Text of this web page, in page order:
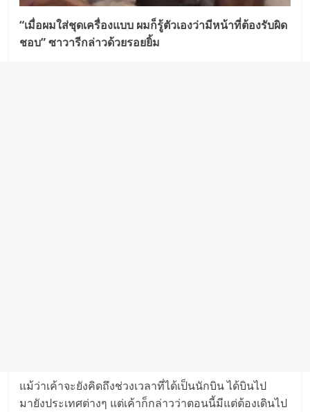
“เมื่อผมใส่ชุดเครื่องแบบ ผมก็รู้ตัวเองว่ามีหน้าที่ต้องรับผิด
ชอบ” ซาวารีกล่าวด้วยรอยยิ้ม
แม้ว่าเค้าจะยังคิดถึงช่วงเวลาที่ได้เป็นนักบิน ได้บินไป
มายังประเทศต่างๆ แต่เค้าก็กล่าวว่าตอนนี้มีแต่ต้องเดินไป